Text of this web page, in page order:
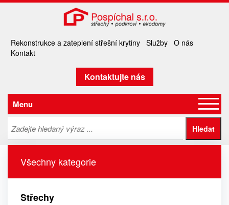
Rekonstrukce a zateplení střešní krytiny Služby O nás
Kontakt
Kontaktujte nás
Menu
Všechny kategorie
Střechy